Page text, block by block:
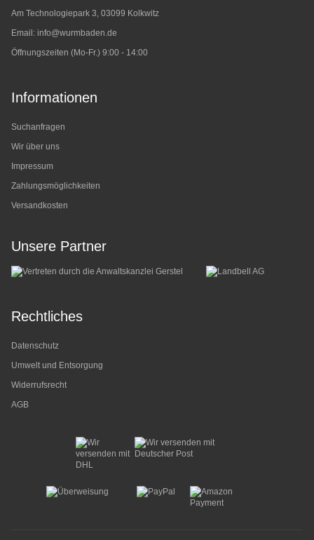
Am Technologiepark 3, 03099 Kolkwitz
Email: info@wurmbaden.de
Öffnungszeiten (Mo-Fr.) 9:00 - 14:00
Informationen
Suchanfragen
Wir über uns
Impressum
Zahlungsmöglichkeiten
Versandkosten
Unsere Partner
Rechtliches
Datenschutz
Umwelt und Entsorgung
Widerrufsrecht
AGB